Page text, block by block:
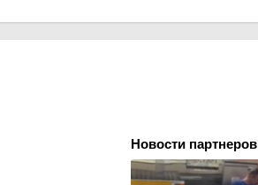
Новости партнеров